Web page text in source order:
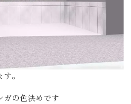
。
ガの色決めです